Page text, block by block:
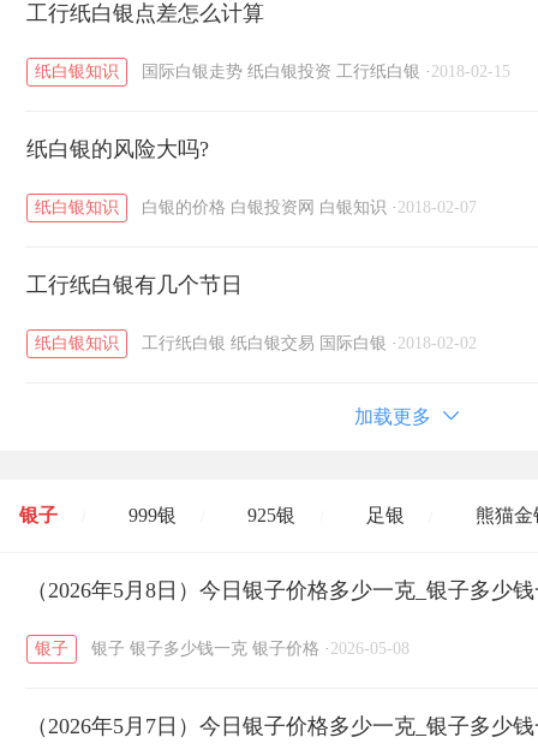
工行纸白银点差怎么计算
纸白银知识 国际白银走势 纸白银投资 工行纸白银 · 2018-02-15
纸白银的风险大吗?
纸白银知识 白银的价格 白银投资网 白银知识 · 2018-02-07
工行纸白银有几个节日
纸白银知识 工行纸白银 纸白银交易 国际白银 · 2018-02-02
加载更多
银子 999银 925银 足银 熊猫金
开国纪念币 大清银币 / 长城币 / 老
菜百 周生生 周大生
六福 / 金至尊 / 潮宏基 / 亚一金店
（2026年5月8日）今日银子价格多少一克_银子多少
银子 银子 银子多少钱一克 银子价格 · 2026-05-08
（2026年5月7日）今日银子价格多少一克_银子多少